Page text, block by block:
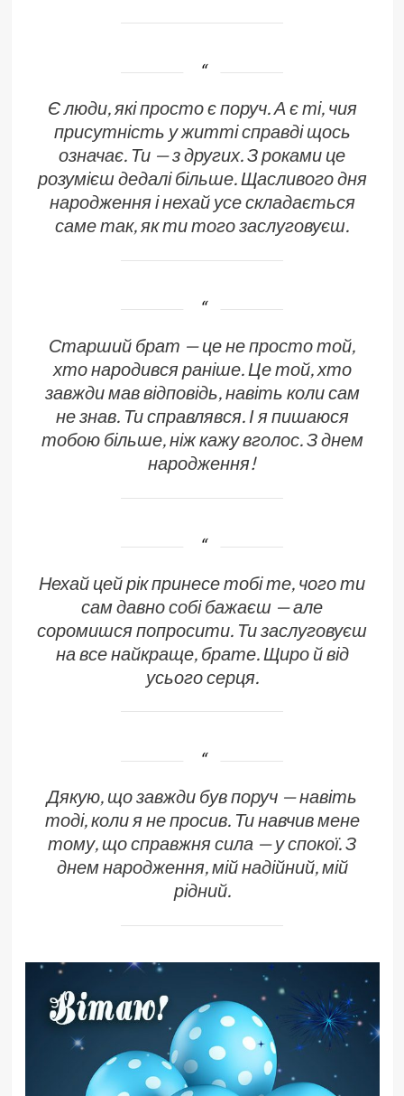
Є люди, які просто є поруч. А є ті, чия
присутність у житті справді щось
означає. Ти — з других. З роками це
розумієш дедалі більше. Щасливого дня
народження і нехай усе складається
саме так, як ти того заслуговуєш.
Старший брат — це не просто той,
хто народився раніше. Це той, хто
завжди мав відповідь, навіть коли сам
не знав. Ти справлявся. І я пишаюся
тобою більше, ніж кажу вголос. З днем
народження!
Нехай цей рік принесе тобі те, чого ти
сам давно собі бажаєш — але
соромишся попросити. Ти заслуговуєш
на все найкраще, брате. Щиро й від
усього серця.
Дякую, що завжди був поруч — навіть
тоді, коли я не просив. Ти навчив мене
тому, що справжня сила — у спокої. З
днем народження, мій надійний, мій
рідний.